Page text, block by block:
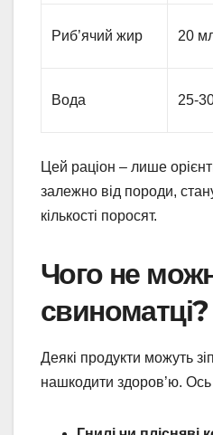
Риб’ячий жир 20
Вода 25-
Цей раціон – лише
залежно від породи,
кількості поросят.
Чого не
свиноматці?
Деякі продукти можуть
нашкодити здоров’ю. Ось